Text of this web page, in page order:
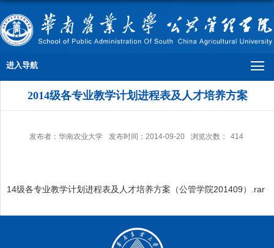
进入导航
2014级各专业教学计划进程表及人才培养方案
发布者：华南农业大学 发布时间：2014-09-20 浏览次数： 414
14级各专业教学计划进程表及人才培养方案（公管学院201409）.rar